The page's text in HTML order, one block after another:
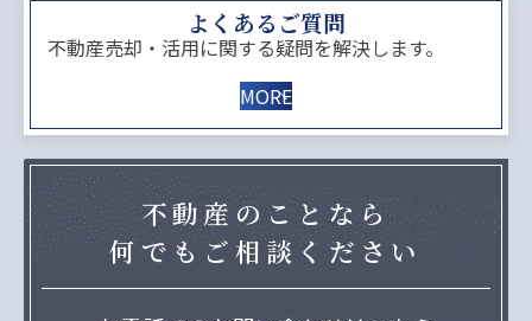
よくあるご質問
不動産売却・活用に関する疑問を解決します。
MORE
不動産のことなら
何でもご相談ください